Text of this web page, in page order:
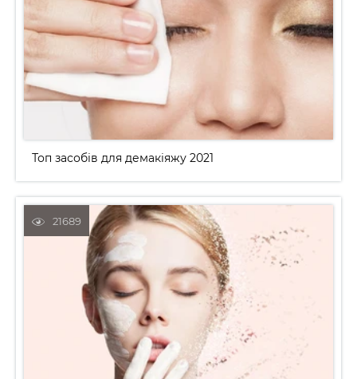
Топ засобів для демакіяжу 2021